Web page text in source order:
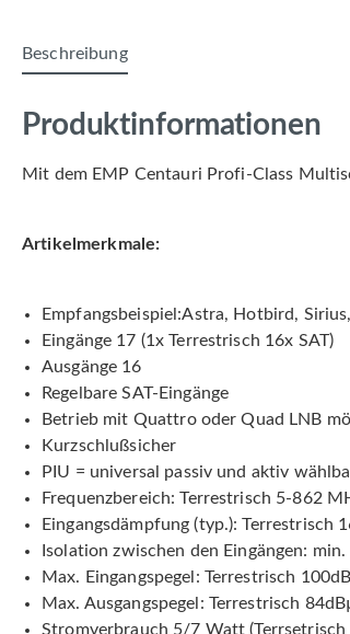
Beschreibung
Produktinformationen
Mit dem EMP Centauri Profi-Class
Artikelmerkmale:
Empfangsbeispiel:Astra, Hotbird,
Eingänge 17 (1x Terrestrisch 16x SAT)
Ausgänge 16
Regelbare SAT-Eingänge
Betrieb mit Quattro oder Quad LNB
Kurzschlußsicher
PIU = universal passiv und aktiv
Frequenzbereich: Terrestrisch 5-862
Eingangsdämpfung (typ.): Terrestrisch
Isolation zwischen den Eingängen:
Max. Eingangspegel: Terrestrisch
Max. Ausgangspegel: Terrestrisch
Stromverbrauch 5/7 Watt (Terrsetrisch